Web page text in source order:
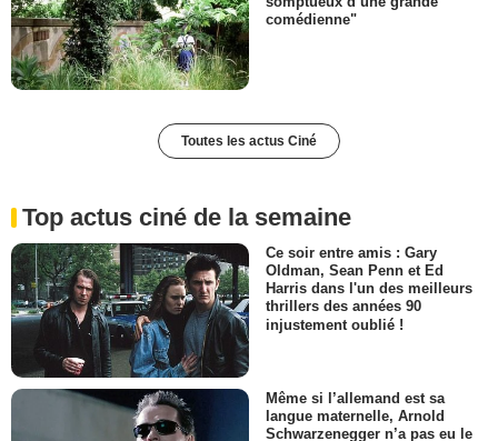
comédienne"
Toutes les actus Ciné
Top actus ciné de la semaine
Ce soir entre amis : Gary
Oldman, Sean Penn et Ed
Harris dans l'un des meilleurs
thrillers des années 90
injustement oublié !
Même si l’allemand est sa
langue maternelle, Arnold
Schwarzenegger n’a pas eu le